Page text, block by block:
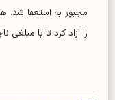
مجبور به استعفا شد.
را آزاد کرد تا با مبلغی